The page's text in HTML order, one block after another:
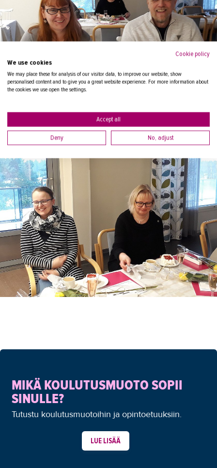
MIKÄ KOULUTUSMUOTO SOPII
SINULLE?
Tutustu koulutusmuotoihin ja opintoetuuksiin.
LUE LISÄÄ
Cookie policy
We use cookies
We may place these for analysis of our visitor data, to improve our website, show
personalised content and to give you a great website experience. For more information about
the cookies we use open the settings.
Accept all
Deny No, adjust